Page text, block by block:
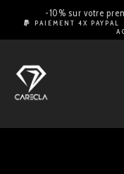
-10% sur votre
PAIEMENT 4X PAYPAL